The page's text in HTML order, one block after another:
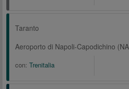
Taranto
Aeroporto di Napoli-Capodichino
con: Trenitalia